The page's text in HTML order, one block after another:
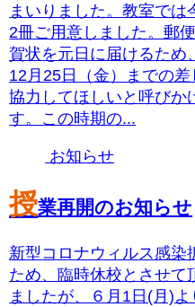
まいりました。教室では
2冊ご用意しました。郵
賀状を元日に届けるため
12月25日（金）までの差
協力してほしいと呼びか
す。この時期の...
お知らせ
授業再開のお知らせ
新型コロナウィルス感染
ため、臨時休校とさせて
ましたが、６月1日(月)よ